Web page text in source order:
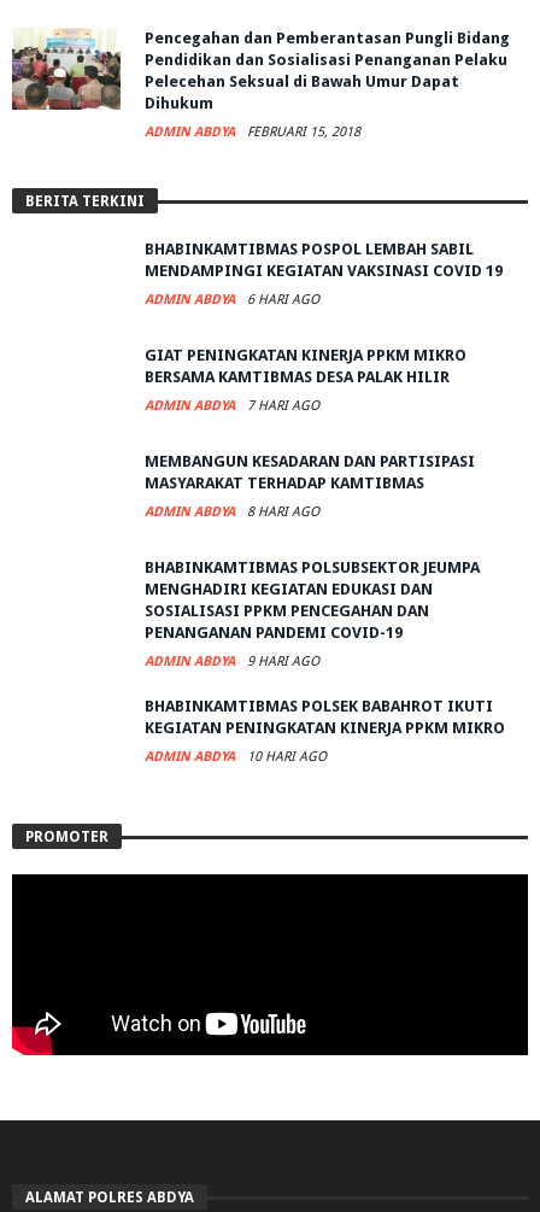
Pencegahan dan Pemberantasan Pungli Bidang
Pendidikan dan Sosialisasi Penanganan Pelaku
Pelecehan Seksual di Bawah Umur Dapat
Dihukum
ADMIN ABDYA FEBRUARI 15, 2018
BERITA TERKINI
BHABINKAMTIBMAS POSPOL LEMBAH SABIL
MENDAMPINGI KEGIATAN VAKSINASI COVID 19
ADMIN ABDYA 6 HARI AGO
GIAT PENINGKATAN KINERJA PPKM MIKRO
BERSAMA KAMTIBMAS DESA PALAK HILIR
ADMIN ABDYA 7 HARI AGO
MEMBANGUN KESADARAN DAN PARTISIPASI
MASYARAKAT TERHADAP KAMTIBMAS
ADMIN ABDYA 8 HARI AGO
BHABINKAMTIBMAS POLSUBSEKTOR JEUMPA
MENGHADIRI KEGIATAN EDUKASI DAN
SOSIALISASI PPKM PENCEGAHAN DAN
PENANGANAN PANDEMI COVID-19
ADMIN ABDYA 9 HARI AGO
BHABINKAMTIBMAS POLSEK BABAHROT IKUTI
KEGIATAN PENINGKATAN KINERJA PPKM MIKRO
ADMIN ABDYA 10 HARI AGO
PROMOTER
ALAMAT POLRES ABDYA